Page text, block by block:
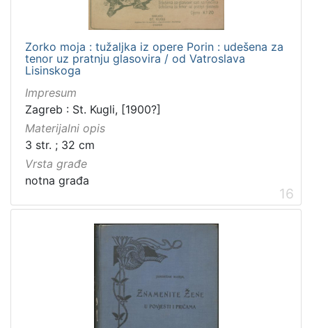
Zorko moja : tužaljka iz opere Porin : udešena za
tenor uz pratnju glasovira / od Vatroslava
Lisinskoga
Impresum
Zagreb : St. Kugli, [1900?]
Materijalni opis
3 str. ; 32 cm
Vrsta građe
notna građa
16